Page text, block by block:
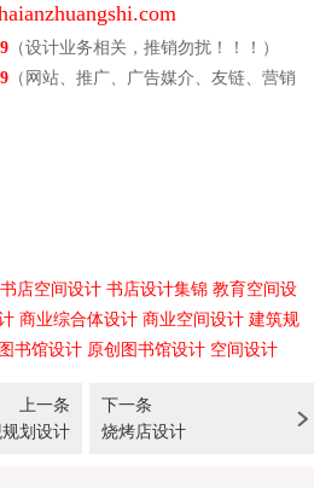
（设计业务相关，推销勿扰！！！）
（网站、推广、广告媒介、 友链、营销
书店空间设计 书店设计集锦 教育空间设
商业综合体设计 商业空间设计 建筑规
书馆设计 原创图书馆设计 空间设计
上一条
划设计
下一条
烧烤店设计